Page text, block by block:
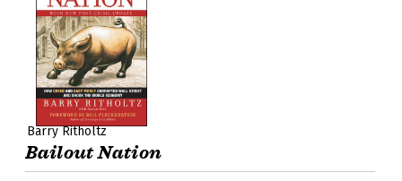
Barry Ritholtz
Bailout Nation